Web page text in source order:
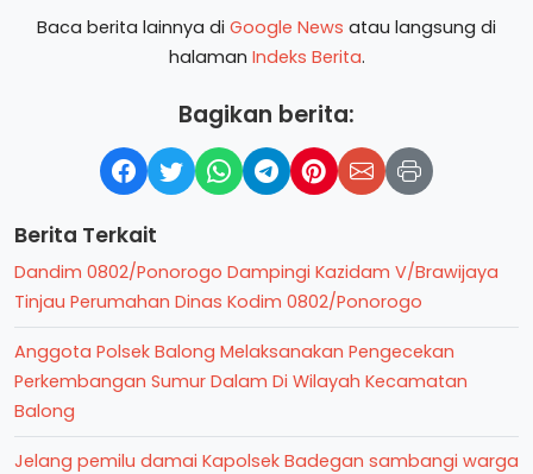
Baca berita lainnya di Google News atau langsung di
halaman Indeks Berita.
Bagikan berita:
Berita Terkait
Dandim 0802/Ponorogo Dampingi Kazidam V/Brawijaya
Tinjau Perumahan Dinas Kodim 0802/Ponorogo
Anggota Polsek Balong Melaksanakan Pengecekan
Perkembangan Sumur Dalam Di Wilayah Kecamatan
Balong
Jelang pemilu damai Kapolsek Badegan sambangi warga